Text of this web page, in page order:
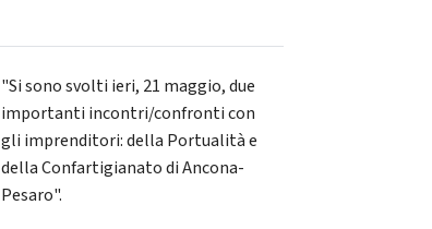
"Si sono svolti ieri, 21 maggio, due
importanti incontri/confronti con
gli imprenditori: della Portualità e
della Confartigianato di Ancona-
Pesaro".